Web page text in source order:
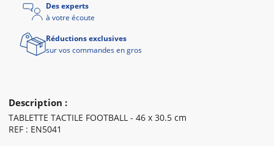
Description :
TABLETTE TACTILE FOOTBALL - 46 x 30.5 cm
REF : EN5041
Des experts
à votre écoute
Réductions exclusives
sur vos commandes en gros